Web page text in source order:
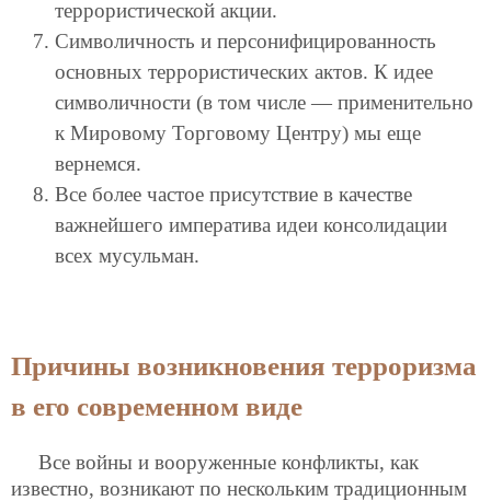
террористической акции.
Символичность и персонифицированность
основных террористических актов. К идее
символичности (в том числе — применительно
к Мировому Торговому Центру) мы еще
вернемся.
Все более частое присутствие в качестве
важнейшего императива идеи консолидации
всех мусульман.
Причины возникновения терроризма
в его современном виде
Все войны и вооруженные конфликты, как
известно, возникают по нескольким традиционным